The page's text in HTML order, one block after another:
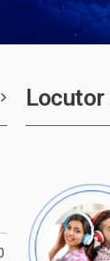
Locutor